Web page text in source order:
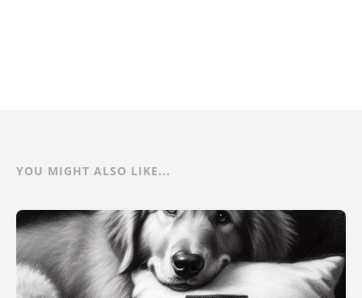
YOU MIGHT ALSO LIKE...